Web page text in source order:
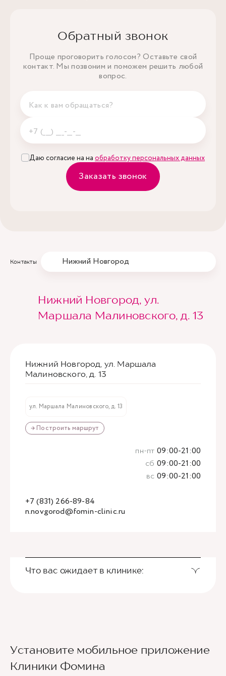
Обратный звонок
Проще проговорить голосом? Оставьте свой
контакт. Мы позвоним и поможем решить любой
вопрос.
Даю согласие на на обработку персональных данных
Заказать звонок
Контакты Нижний Новгород
Нижний Новгород, ул.
Маршала Малиновского, д. 13
Нижний Новгород, ул. Маршала
Малиновского, д. 13
ул. Маршала Малиновского, д. 13
→ Построить маршрут
n.novgorod@fomin-clinic.ru
+7 (831) 266-89-84
пн-пт 09:00-21:00
сб 09:00-21:00
вс 09:00-21:00
Что вас ожидает в клинике:
Установите мобильное приложение
Клиники Фомина